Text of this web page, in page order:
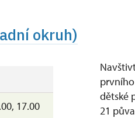
okruh)
17.00
dětské
21